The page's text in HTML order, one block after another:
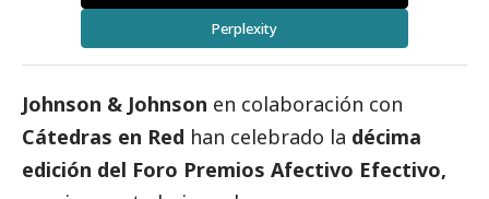
Perplexity
Johnson & Johnson en colaboración con
Cátedras en Red han celebrado la décima
edición del Foro Premios Afectivo Efectivo,